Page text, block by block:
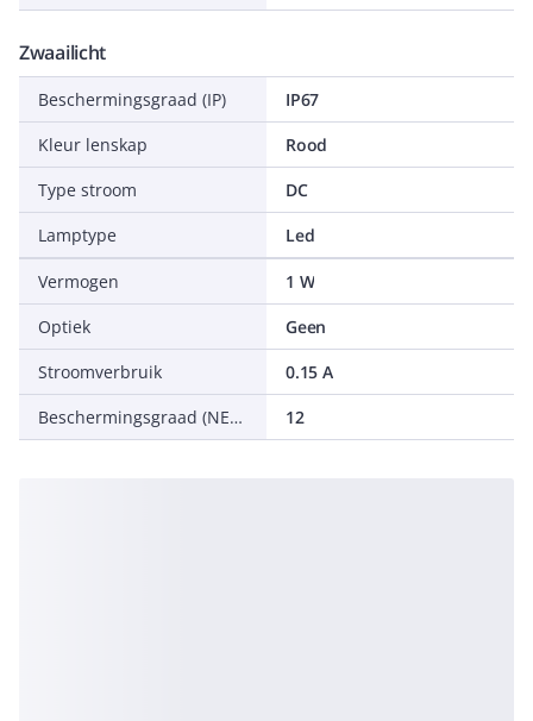
Zwaailicht
Beschermingsgraad (IP)
IP67
Kleur lenskap
Rood
Type stroom
DC
Lamptype
Led
Vermogen
1 W
Optiek
Geen
Stroomverbruik
0.15 A
Beschermingsgraad (NEMA)
12